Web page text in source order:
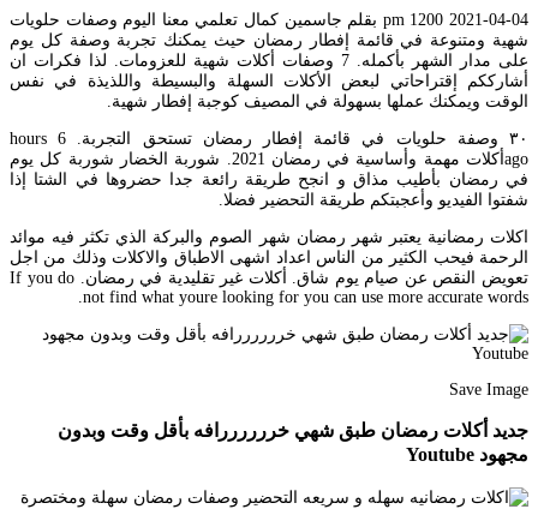
2021-04-04 1200 pm بقلم جاسمين كمال تعلمي معنا اليوم وصفات حلويات
شهية ومتنوعة في قائمة إفطار رمضان حيث يمكنك تجربة وصفة كل يوم
على مدار الشهر بأكمله. 7 وصفات أكلات شهية للعزومات. لذا فكرات ان
أشارككم إقتراحاتي لبعض الأكلات السهلة والبسيطة واللذيذة في نفس
الوقت ويمكنك عملها بسهولة في المصيف كوجبة إفطار شهية.
٣٠ وصفة حلويات في قائمة إفطار رمضان تستحق التجربة. 6 hours
agoأكلات مهمة وأساسية في رمضان 2021. شوربة الخضار شوربة كل يوم
في رمضان بأطيب مذاق و انجح طريقة رائعة جدا حضروها في الشتا إذا
شفتوا الفيديو وأعجبتكم طريقة التحضير فضلا.
اكلات رمضانية يعتبر شهر رمضان شهر الصوم والبركة الذي تكثر فيه موائد
الرحمة فيحب الكثير من الناس اعداد اشهى الاطباق والاكلات وذلك من اجل
تعويض النقص عن صيام يوم شاق. أكلات غير تقليدية في رمضان. If you do
not find what youre looking for you can use more accurate words.
Save Image
جديد أكلات رمضان طبق شهي خررررررافه بأقل وقت وبدون
مجهود Youtube